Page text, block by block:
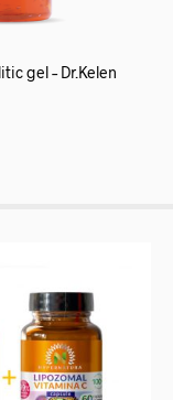
gel – Dr.Kelen